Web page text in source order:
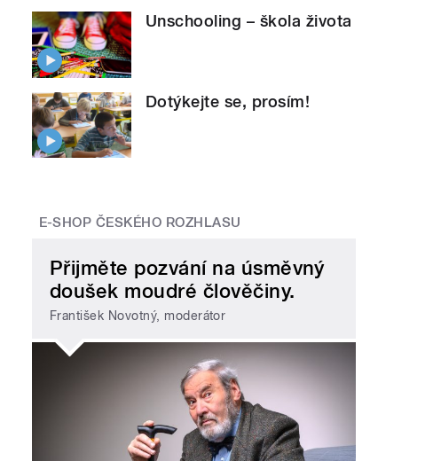
Unschooling – škola života
Dotýkejte se, prosím!
E-SHOP ČESKÉHO ROZHLASU
Přijměte pozvání na úsměvný
doušek moudré člověčiny.
František Novotný, moderátor